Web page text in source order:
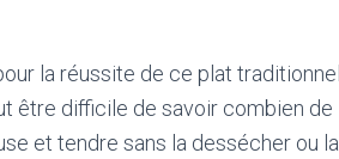
la réussite de ce plat traditionnel
être difficile de savoir combien de
et tendre sans la dessécher ou la